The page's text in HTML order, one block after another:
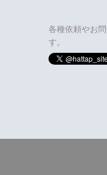
各種依頼やお
す。